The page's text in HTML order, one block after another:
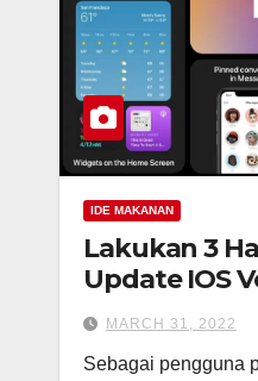
IDE MAKANAN
Lakukan 3
Update IOS
MARCH 31, 2022
Sebagai pengguna